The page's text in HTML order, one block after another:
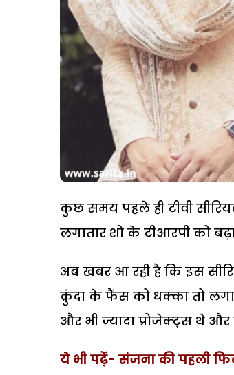
कुछ समय पहले ही टीवी
लगातार शो के टीआरपी को
अब खबर आ रही है कि इस
क्रुंदा के फैंस को धक्का तो
और भी ज्यादा प्रोजेक्ट्स थे
ये भी पढ़ें- संजना की पहली